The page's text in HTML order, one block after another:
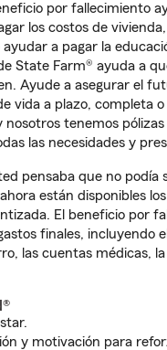
por fallecimiento
los costos de
a pagar la
State Farm® ayuda a
Ayude a asegurar el
vida a plazo, completa
nosotros tenemos
las necesidades y
pensaba que no podía
están disponibles
El beneficio por
finales, incluyendo
las cuentas médicas,
y motivación para